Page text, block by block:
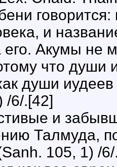
и
Акумы не
что души
души
/6/.[42]
и
Талмуда,
105, 1) /